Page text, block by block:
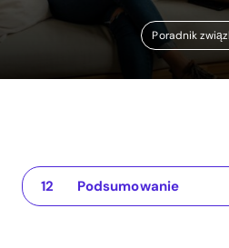
Poradnik
Wprowadzenie
Aplikacja dla Twojego
Dlaczego książki
Zalecane książki
Przykłady praktycznych zastosowań
Rola aplikacji Recoupling
Korzyści ROI z inwestycji w
Najczęściej zadawane
1. Jak wybieram odpowiednią książkę
2. Jak możemy wdrożyć lekcje z książek w
3. Czy są konkretne książki, które uzupełniają
Podsumowanie